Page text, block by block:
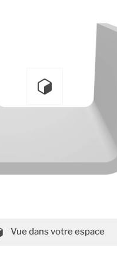
Vue dans votre espace